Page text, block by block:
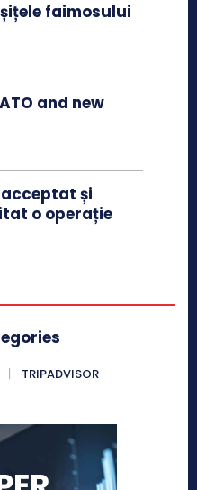
faimosului
and new
și
o operație
TRIPADVISOR